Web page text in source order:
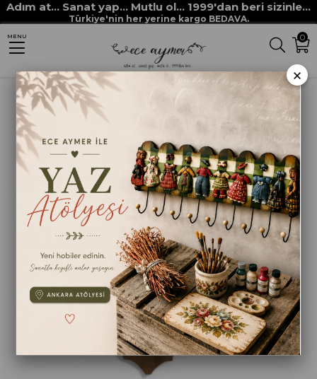
Adım at... Sanat yap... Mutlu ol... 1999'dan beri sizinle...
Türkiye'nin her yerine kargo BEDAVA.
0
MENU
Anasayfa HAM MALZEMELER MDF VE MASİF OBJELER
YUVARLAK ÇERÇEVELİ GEYİK
×